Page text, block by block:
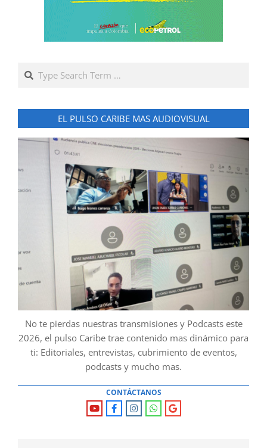
Search
EL PULSO CARIBE MAS AUDIOVISUAL
No te pierdas nuestras transmisiones y Podcasts este
2026, el pulso Caribe trae contenido mas dinámico para
ti: Editoriales, entrevistas, cubrimiento de eventos,
podcasts y mucho mas.
CONTÁCTANOS